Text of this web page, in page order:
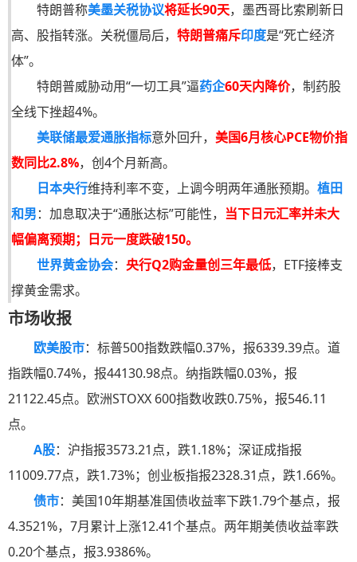
特朗普称美墨关税协议将延长90天，墨西哥比索刷新日
高、股指转涨。关税僵局后， 特朗普痛斥印度是“死亡经济
体”。
特朗普威胁动用“一切工具”逼药企60天内降价，制药股
全线下挫超4%。
美联储最爱通胀指标意外回升， 美国6月核心PCE物价指
数同比2.8%，创4个月新高。
日本央行维持利率不变，上调今明两年通胀预期。 植田
和男：加息取决于“通胀达标”可能性， 当下日元汇率并未大
幅偏离预期；日元一度跌破150。
世界黄金协会： 央行Q2购金量创三年最低，ETF接棒支
撑黄金需求。
市场收报
欧美股市：标普500指数跌幅0.37%，报6339.39点。道
指跌幅0.74%，报44130.98点。纳指跌幅0.03%，报
21122.45点。欧洲STOXX 600指数收跌0.75%，报546.11
点。
A股：沪指报3573.21点，跌1.18%；深证成指报
11009.77点，跌1.73%；创业板指报2328.31点，跌1.66%。
债市：美国10年期基准国债收益率下跌1.79个基点，报
4.3521%，7月累计上涨12.41个基点。两年期美债收益率跌
0.20个基点，报3.9386%。